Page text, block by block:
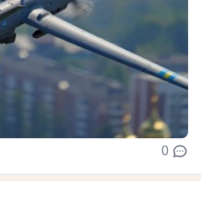
0